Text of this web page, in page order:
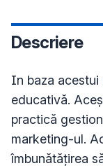
Descriere
In baza
educativă.
practică
marketing-ul.
îmbunătățirea